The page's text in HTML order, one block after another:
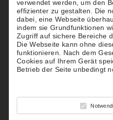
Zurück
Kontakt
TC Blau-Weiß Bohlsbach
verwendet werden, um den
effizienter zu gestalten. Die
dabei, eine Webseite
indem sie Grundfunktionen
Zugriff auf sichere Bereiche
Die Webseite kann ohne
funktionieren. Nach dem
Cookies auf Ihrem Gerät
Betrieb der Seite unbedingt